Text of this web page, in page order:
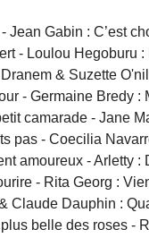
Jean Gabin : C’est
- Loulou Hegoburu
& Suzette
- Germaine Bredy
camarade - Jane
pas - Coecilia
amoureux - Arletty
- Rita Georg :
Dauphin :
belle des roses -